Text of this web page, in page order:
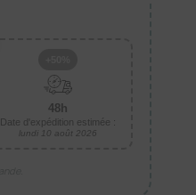
48h
Date d'expédition estimée :
lundi 10 août 2026